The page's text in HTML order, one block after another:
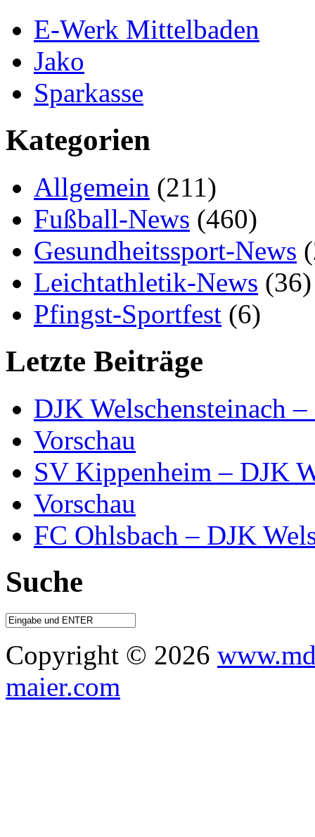
E-Werk Mittelbaden
Jako
Sparkasse
Kategorien
Allgemein (211)
Fußball-News (460)
Gesundheitssport-News
Leichtathletik-News (36)
Pfingst-Sportfest (6)
Letzte Beiträge
DJK Welschensteinach
Vorschau
SV Kippenheim – DJK
Vorschau
FC Ohlsbach – DJK
Suche
Copyright © 2026
maier.com